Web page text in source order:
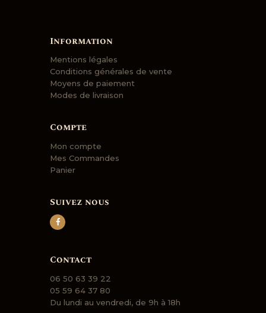
Information
Mentions légales
Conditions générales de vente
Moyens de paiement
Modes de livraison
Compte
Mon compte
Mes Commandes
Panier
Suivez nous
Contact
06 50 63 39 22
05 59 64 37 80
Du lundi au vendredi, de 9h à 18h